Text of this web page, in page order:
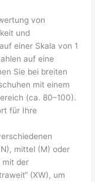
von
und
einer Skala von 1
auf eine
Sie bei breiten
mit einem
(ca. 80–100).
für Ihre
mittel (M) oder
mit der
(XW), um